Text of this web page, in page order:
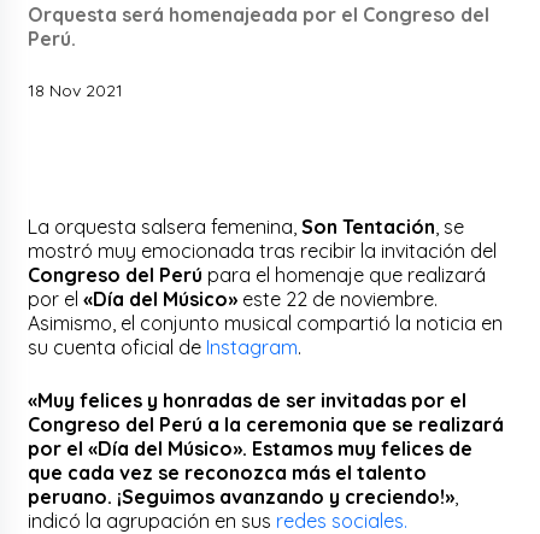
Orquesta será homenajeada por el Congreso del
Perú.
18 Nov 2021
La orquesta salsera femenina,Son Tentación , se
mostró muy emocionada tras recibir la invitación del
Congreso del Perú para el homenaje que realizará
por el«Día del Músico» este 22 de noviembre.
Asimismo, el conjunto musical compartió la noticia en
su cuenta oficial de Instagram.
«Muy felices y honradas de ser invitadas por el
Congreso del Perú a la ceremonia que se realizará
por el «Día del Músico». Estamos muy felices de
que cada vez se reconozca más el talento
peruano. ¡Seguimos avanzando y creciendo!»
indicó la agrupación en sus redes sociales.